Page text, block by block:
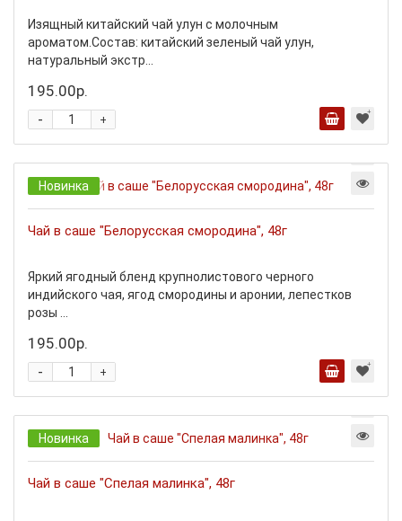
Изящный китайский чай улун с молочным
ароматом.Состав: китайский зеленый чай улун,
натуральный экстр...
195.00р.
+
-
Новинка
Чай в саше "Белорусская смородина", 48г
Яркий ягодный бленд крупнолистового черного
индийского чая, ягод смородины и аронии, лепестков
розы ...
195.00р.
+
-
Новинка
Чай в саше "Спелая малинка", 48г